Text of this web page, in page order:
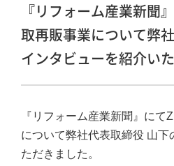
『リフォーム産業新聞
取再販事業について弊
インタビューを紹介い
『リフォーム産業新聞』にて
について弊社代表取締役 山下
ただきました。